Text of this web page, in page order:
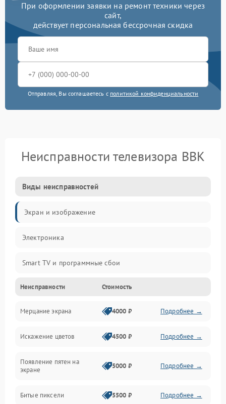
При оформлении заявки на ремонт техники через
сайт,
действует персональная бессрочная скидка
Отправляя, Вы соглашаетесь с политикой конфиденциальности
Неисправности телевизора BBK
Виды неисправностей
Экран и изображение
Электроника
Smart TV и программные сбои
Питание и запуск
Подсветка и LED-модули
Звук и аудиосистема
Сигнал и приём каналов
Неисправности Стоимость
Мерцание экрана 4000 ₽ Подробнее →
Искажение цветов 4500 ₽ Подробнее →
Появление пятен на
экране
5000 ₽ Подробнее →
Битые пиксели 5500 ₽ Подробнее →